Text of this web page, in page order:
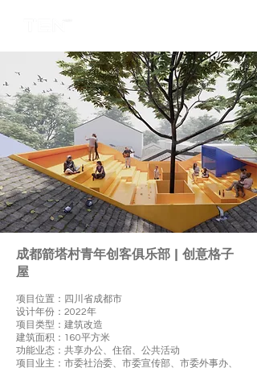
成都箭塔村青年创客俱乐部 | 创意格子
屋
项目位置：四川省成都市
设计年份：2022年
项目类型：建筑改造
建筑面积：160平方米
功能业态：共享办公、住宿、公共活动
项目业主：市委社治委、市委宣传部、市委外事办、